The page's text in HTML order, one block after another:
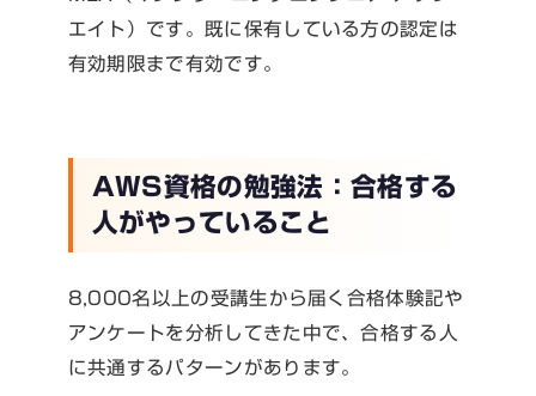
エイト）です。既に保有している方の認定は
有効期限まで有効です。
AWS資格の勉強法：合格する
人がやっていること
8,000名以上の受講生から届く合格体験記や
アンケートを分析してきた中で、合格する人
に共通するパターンがあります。